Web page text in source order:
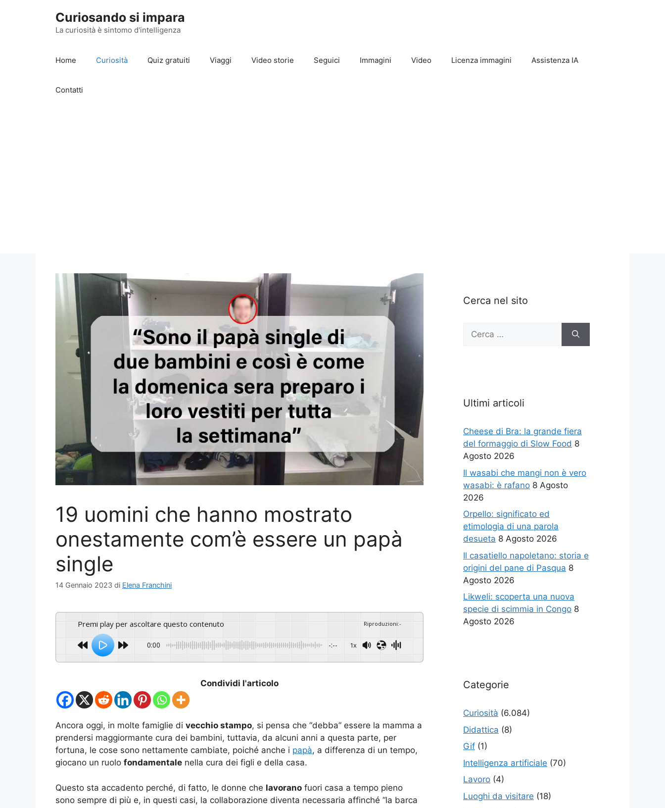
Curiosando si impara
La curiosità è sintomo d'intelligenza
Home Curiosità Quiz gratuiti Viaggi Video storie Seguici Immagini Video Licenza immagini Assistenza IA
Contatti
19 uomini che hanno mostrato
onestamente com’è essere un papà
single
14 Gennaio 2023 di Elena Franchini
Premi play per ascoltare questo contenuto Riproduzioni:-
0:00 -:-- 1x
Condividi l'articolo
Ancora oggi, in molte famiglie di vecchio stampo, si pensa che “debba” essere la mamma a
prendersi maggiormante cura dei bambini, tuttavia, da alcuni anni a questa parte, per
fortuna, le cose sono nettamente cambiate, poiché anche i papà, a differenza di un tempo,
giocano un ruolo fondamentale nella cura dei figli e della casa.
Questo sta accadento perché, di fatto, le donne che lavorano fuori casa a tempo pieno
sono sempre di più e, in questi casi, la collaborazione diventa necessaria affinché “la barca
Cerca nel sito
Ricerca
Ultimi articoli
Cheese di Bra: la grande fiera
del formaggio di Slow Food 8
Agosto 2026
Il wasabi che mangi non è vero
wasabi: è rafano 8 Agosto
2026
Orpello: significato ed
etimologia di una parola
desueta 8 Agosto 2026
Il casatiello napoletano: storia e
origini del pane di Pasqua 8
Agosto 2026
Likweli: scoperta una nuova
specie di scimmia in Congo 8
Agosto 2026
Categorie
Curiosità (6.084)
Didattica (8)
Gif (1)
Intelligenza artificiale (70)
Lavoro (4)
Luoghi da visitare (18)